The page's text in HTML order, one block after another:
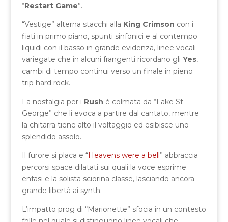
“Restart Game”.
“Vestige” alterna stacchi alla King Crimson con i
fiati in primo piano, spunti sinfonici e al contempo
liquidi con il basso in grande evidenza, linee vocali
variegate che in alcuni frangenti ricordano gli Yes,
cambi di tempo continui verso un finale in pieno
trip hard rock.
La nostalgia per i Rush è colmata da “Lake St
George” che li evoca a partire dal cantato, mentre
la chitarra tiene alto il voltaggio ed esibisce uno
splendido assolo.
Il furore si placa e “Heavens were a bell” abbraccia
percorsi space dilatati sui quali la voce esprime
enfasi e la solista sciorina classe, lasciando ancora
grande libertà ai synth.
L’impatto prog di “Marionette” sfocia in un contesto